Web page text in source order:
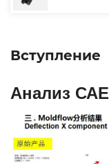
Вступление
Анализ САЕ